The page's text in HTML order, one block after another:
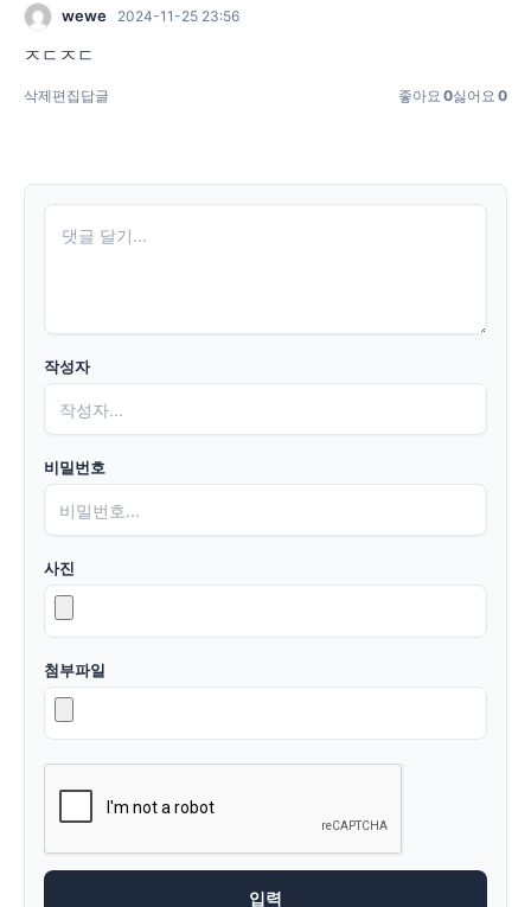
wewe 2024-11-25 23:56
ㅈㄷㅈㄷ
삭제편집 답글 좋아요 0싫어요 0
작성자
비밀번호
사진
첨부파일